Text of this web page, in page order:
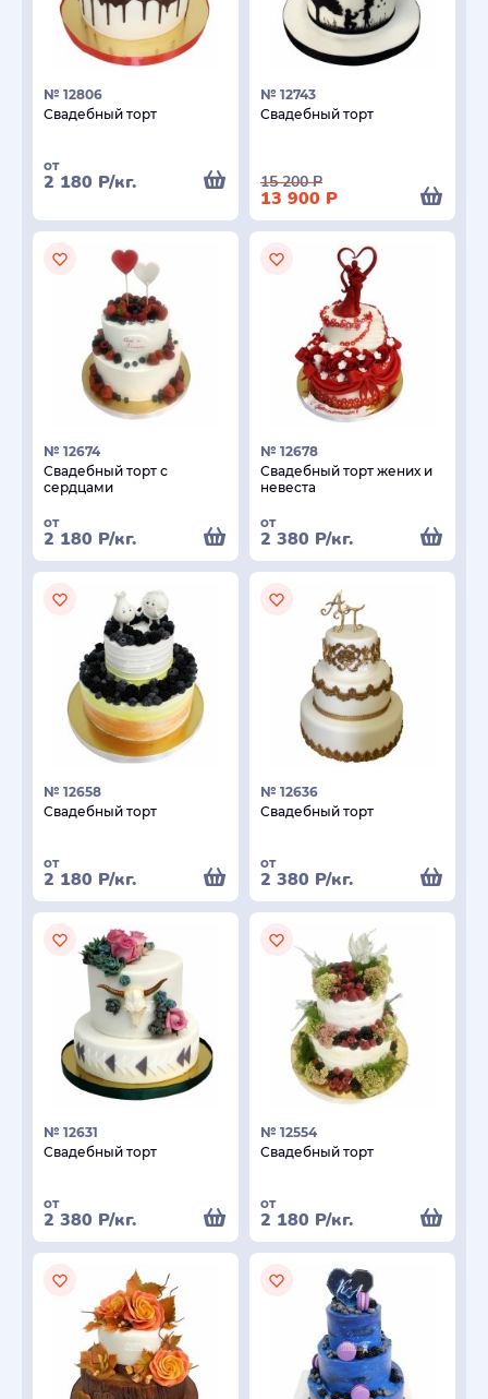
№ 12806
Свадебный торт
от
2 180 Р/кг.
№ 12743
Свадебный торт
15 200Р
13 900 Р
№ 12674
Свадебный торт с
сердцами
от
2 180 Р/кг.
№ 12678
Свадебный торт жених и
невеста
от
2 380 Р/кг.
№ 12658
Свадебный торт
от
2 180 Р/кг.
№ 12636
Свадебный торт
от
2 380 Р/кг.
№ 12631
Свадебный торт
от
2 380 Р/кг.
№ 12554
Свадебный торт
от
2 180 Р/кг.